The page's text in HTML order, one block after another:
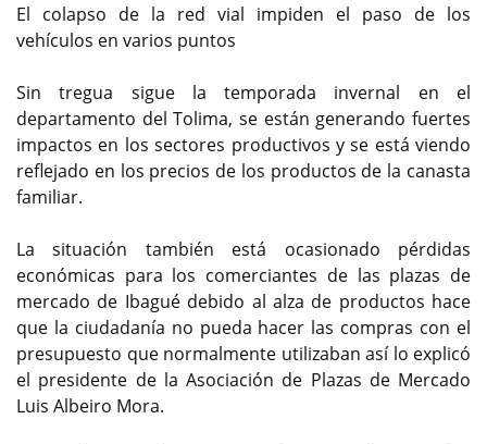
El colapso de la red vial impiden el paso de los
vehículos en varios puntos
Sin tregua sigue la temporada invernal en el
departamento del Tolima, se están generando fuertes
impactos en los sectores productivos y se está viendo
reflejado en los precios de los productos de la canasta
familiar.
La situación también está ocasionado pérdidas
económicas para los comerciantes de las plazas de
mercado de Ibagué debido al alza de productos hace
que la ciudadanía no pueda hacer las compras con el
presupuesto que normalmente utilizaban así lo explicó
el presidente de la Asociación de Plazas de Mercado
Luis Albeiro Mora.